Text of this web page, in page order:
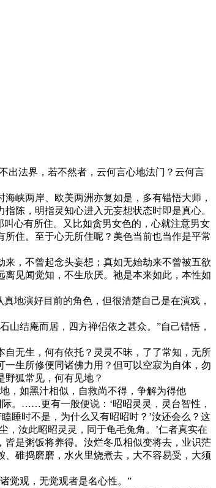
出法界，若不然者，云何言心地法门？云何言
峡两岸、欧美两洲亦复如是，多有错悟大师，
陈，明指灵知心进入无妄想状态时即是真心。
心有所住。又比如贪男女色的，心就注意男女
住。至于心无所住呢？美色当前也当作是平常
，不曾起念头妄想；真如无始劫来不曾被五欲
见闻觉知，不生欣厌。祂是本来如此，本性如
地演好目前的角色，但很清楚自己是在演戏，
结庵而居，四方禅侣依之甚众。”自己错悟，
无生，何有依托？灵灵不昧，了了常知，无所
生所修便同诸佛力用？但可以空寂为自体，勿
狐常见，何有见地？
如黑汁相似，自救尚不得，争解为得他
。……更有一般便说：‘昭昭灵灵，灵台智性，
睡时不是，为什么又有昭昭时？’汝还会么？这
，汝此昭昭灵灵，同于龟毛兔角。’仁者真实在
是粥饭将养得。汝烂冬瓜相似变将去，业识茫
碓捣磨磨，水火里烧煮去，大不容易受，大须
觉观，无觉观者是名心性。”